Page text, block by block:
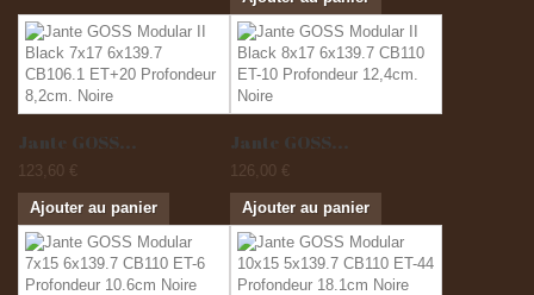
Jante GOSS...
123,60 €
Ajouter au panier
Jante GOSS...
126,00 €
Ajouter au panier